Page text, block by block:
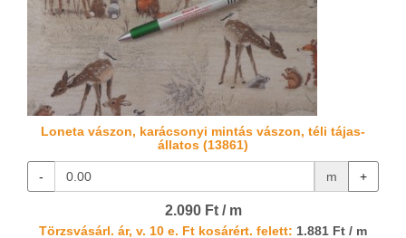
Loneta vászon, karácsonyi mintás vászon, téli tájas-
állatos (13861)
- m +
2.090 Ft / m
Törzsvásárl. ár, v. 10 e. Ft kosárért. felett: 1.881 Ft / m